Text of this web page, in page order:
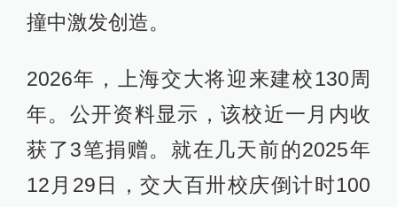
撞中激发创造。
2026年，上海交大将迎来建校130周
年。公开资料显示，该校近一月内收
获了3笔捐赠。就在几天前的2025年
12月29日，交大百卅校庆倒计时100